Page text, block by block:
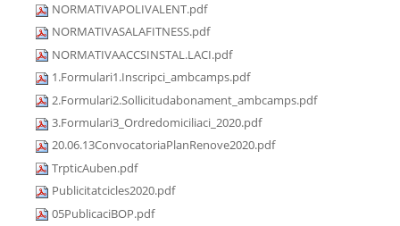
NORMATIVAPOLIVALENT.pdf
NORMATIVASALAFITNESS.pdf
NORMATIVAACCSINSTAL.LACI.pdf
1.Formulari1.Inscripci_ambcamps.pdf
2.Formulari2.Sollicitudabonament_ambcamps.pdf
3.Formulari3_Ordredomiciliaci_2020.pdf
20.06.13ConvocatoriaPlanRenove2020.pdf
TrpticAuben.pdf
Publicitatcicles2020.pdf
05PublicaciBOP.pdf